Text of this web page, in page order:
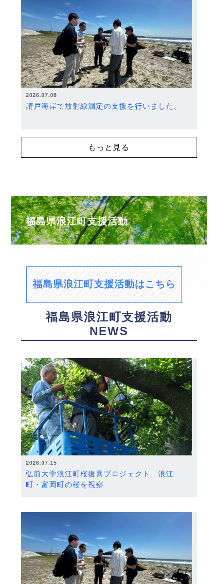
2026.07.08
請戸海岸で放射線測定の支援を行いました。
もっと見る
福島県浪江町支援活動
福島県浪江町支援活動はこちら
福島県浪江町支援活動
NEWS
2026.07.15
弘前大学浪江町桜復興プロジェクト 浪江
町・富岡町の桜を視察